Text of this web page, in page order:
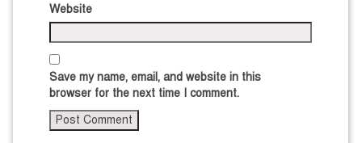
Website
Save my name, email, and website in this
browser for the next time I comment.